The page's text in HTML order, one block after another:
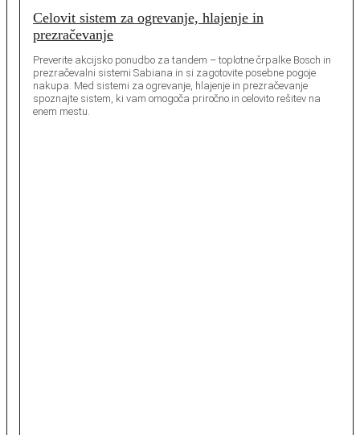
Celovit sistem za ogrevanje, hlajenje in
prezračevanje
Preverite akcijsko ponudbo za tandem – toplotne črpalke Bosch in
prezračevalni sistemi Sabiana in si zagotovite posebne pogoje
nakupa. Med sistemi za ogrevanje, hlajenje in prezračevanje
spoznajte sistem, ki vam omogoča priročno in celovito rešitev na
enem mestu.